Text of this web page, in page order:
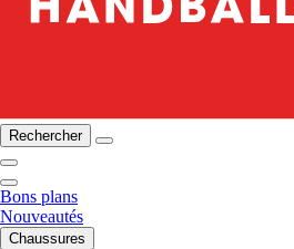
Rechercher
Bons plans
Nouveautés
Chaussures